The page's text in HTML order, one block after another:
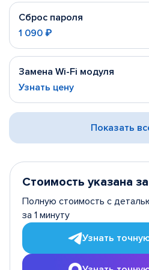
Сброс пароля
1 090 ₽
Замена Wi-Fi модуля
Узнать цену
Показать
Стоимость указана
Полную стоимость с
за 1 минуту
Узнать